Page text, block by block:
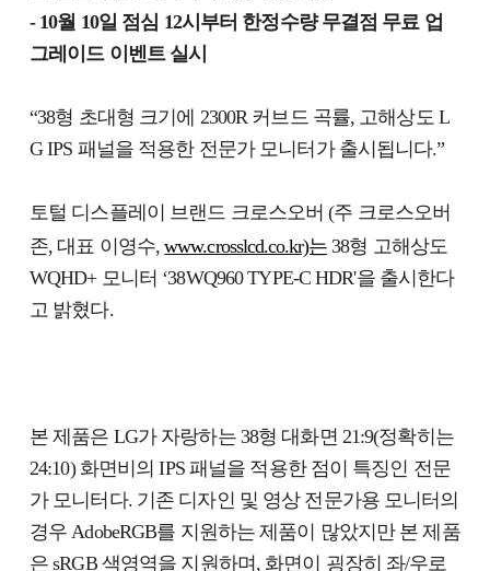
- 10월 10일 점심 12시부터 한정수량 무결점 무료 업
그레이드 이벤트 실시
“38형 초대형 크기에 2300R 커브드 곡률, 고해상도 L
G IPS 패널을 적용한 전문가 모니터가 출시됩니다.”
토털 디스플레이 브랜드 크로스오버 (주 크로스오버
존, 대표 이영수,www.crosslcd.co.kr)는 38형 고해상도
WQHD+ 모니터 ‘38WQ960 TYPE-C HDR'을 출시한다
고 밝혔다.
본 제품은 LG가 자랑하는 38형 대화면 21:9(정확히는
24:10) 화면비의 IPS 패널을 적용한 점이 특징인 전문
가 모니터다. 기존 디자인 및 영상 전문가용 모니터의
경우 AdobeRGB를 지원하는 제품이 많았지만 본 제품
은 sRGB 색영역을 지원하며, 화면이 굉장히 좌/우로